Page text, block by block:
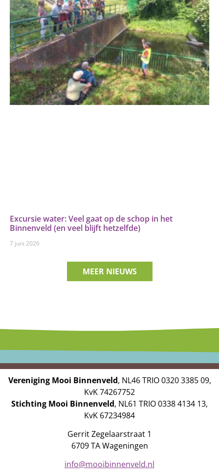
Excursie water: Veel gaat op de schop in het
Binnenveld (en veel blijft hetzelfde)
7 juni 2026
MEER NIEUWS
Vereniging Mooi Binnenveld, NL46 TRIO 0320 3385 09,
KvK 74267752
Stichting Mooi Binnenveld, NL61 TRIO 0338 4134 13,
KvK 67234984
Gerrit Zegelaarstraat 1
6709 TA Wageningen
info@mooibinnenveld.nl